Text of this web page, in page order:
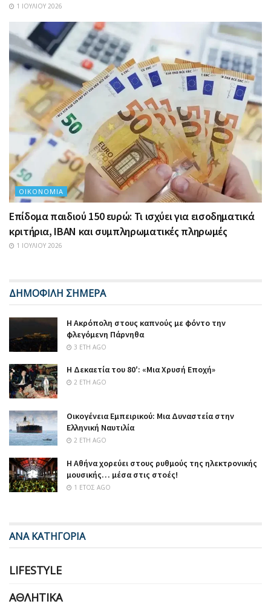
1 ΙΟΥΛΊΟΥ 2026
ΟΙΚΟΝΟΜΊΑ
Επίδομα παιδιού 150 ευρώ: Τι ισχύει για εισοδηματικά
κριτήρια, IBAN και συμπληρωματικές πληρωμές
1 ΙΟΥΛΊΟΥ 2026
ΔΗΜΟΦΙΛΗ ΣΗΜΕΡΑ
Η Ακρόπολη στους καπνούς με φόντο την
φλεγόμενη Πάρνηθα
3 ΈΤΗ AGO
Η Δεκαετία του 80′: «Μια Χρυσή Εποχή»
2 ΈΤΗ AGO
Οικογένεια Εμπειρικού: Μια Δυναστεία στην
Ελληνική Ναυτιλία
2 ΈΤΗ AGO
Η Αθήνα χορεύει στους ρυθμούς της ηλεκτρονικής
μουσικής… μέσα στις στοές!
1 ΈΤΟΣ AGO
ΑΝΑ ΚΑΤΗΓΟΡΙΑ
LIFESTYLE
ΑΘΛΗΤΙΚΆ